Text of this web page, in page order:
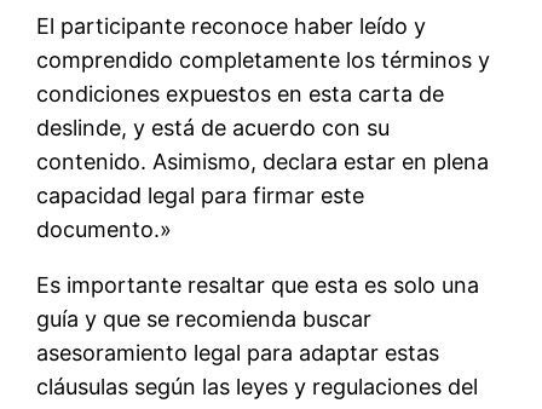
El participante reconoce haber leído y
comprendido completamente los términos y
condiciones expuestos en esta carta de
deslinde, y está de acuerdo con su
contenido. Asimismo, declara estar en plena
capacidad legal para firmar este
documento.»
Es importante resaltar que esta es solo una
guía y que se recomienda buscar
asesoramiento legal para adaptar estas
cláusulas según las leyes y regulaciones del